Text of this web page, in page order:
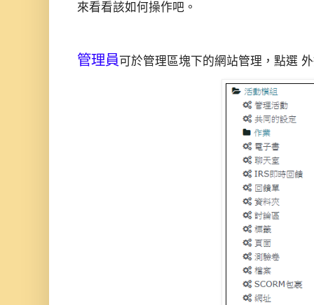
來看看該如何操作吧。
管理員可於管理區塊下的網站管理，點選